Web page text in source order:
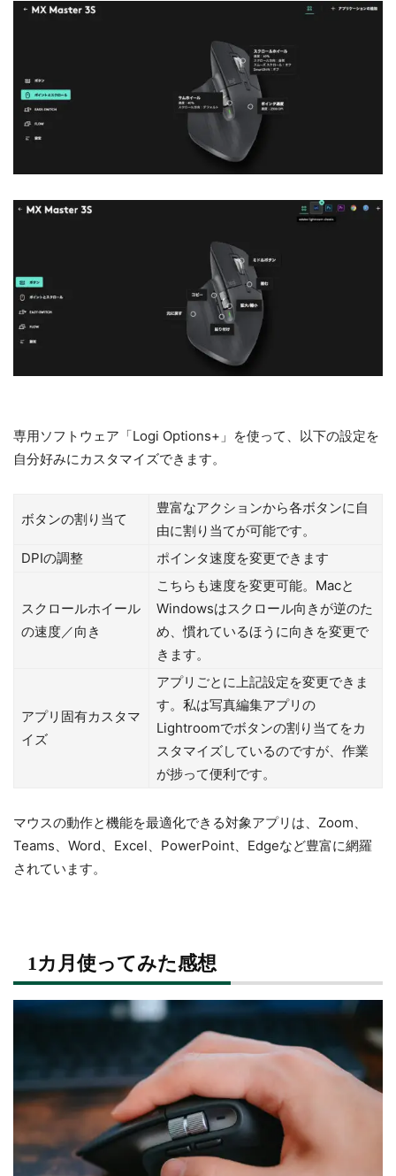
専用ソフトウェア「Logi Options+」を使って、以下の設定を
自分好みにカスタマイズできます。
ボタンの割り当て
豊富なアクションから各ボタンに自
由に割り当てが可能です。
DPIの調整
ポインタ速度を変更できます
スクロールホイール
の速度／向き
こちらも速度を変更可能。Macと
Windowsはスクロール向きが逆のた
め、慣れているほうに向きを変更で
きます。
アプリ固有カスタマ
イズ
アプリごとに上記設定を変更できま
す。私は写真編集アプリの
Lightroomでボタンの割り当てをカ
スタマイズしているのですが、作業
が捗って便利です。
マウスの動作と機能を最適化できる対象アプリは、Zoom、
Teams、Word、Excel、PowerPoint、Edgeなど豊富に網羅
されています。
1カ月使ってみた感想